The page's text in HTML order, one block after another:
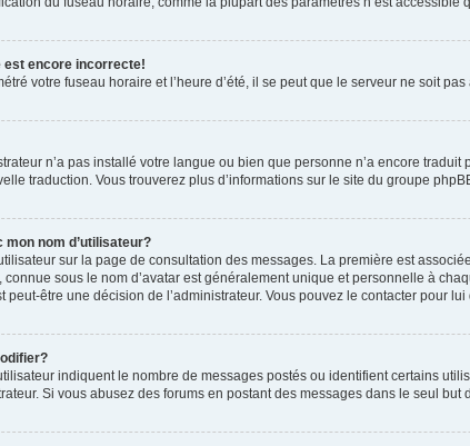
est encore incorrecte!
votre fuseau horaire et l’heure d’été, il se peut que le serveur ne soit
n’a pas installé votre langue ou bien que personne n’a encore
traduction. Vous trouverez plus d’informations sur le site du groupe
nom d’utilisateur?
sur la page de consultation des messages. La première est
sous le nom d’avatar est généralement unique et personnelle à
peut-être une décision de l’administrateur. Vous pouvez le contacter pour
indiquent le nombre de messages postés ou identifient certains
Si vous abusez des forums en postant des messages dans le seul